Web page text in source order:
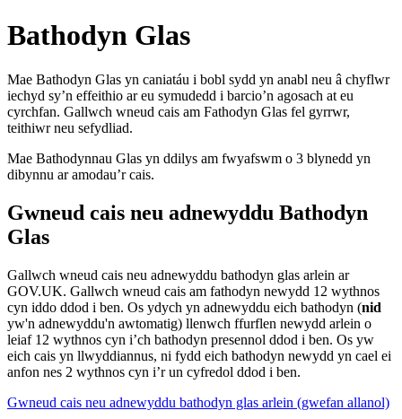
Bathodyn Glas
Mae Bathodyn Glas yn caniatáu i bobl sydd yn anabl neu â chyflwr
iechyd sy’n effeithio ar eu symudedd i barcio’n agosach at eu
cyrchfan. Gallwch wneud cais am Fathodyn Glas fel gyrrwr,
teithiwr neu sefydliad.
Mae Bathodynnau Glas yn ddilys am fwyafswm o 3 blynedd yn
dibynnu ar amodau’r cais.
Gwneud cais neu adnewyddu Bathodyn
Glas
Gallwch wneud cais neu adnewyddu bathodyn glas arlein ar
GOV.UK. Gallwch wneud cais am fathodyn newydd 12 wythnos
cyn iddo ddod i ben. Os ydych yn adnewyddu eich bathodyn (nid
yw'n adnewyddu'n awtomatig) llenwch ffurflen newydd arlein o
leiaf 12 wythnos cyn i’ch bathodyn presennol ddod i ben. Os yw
eich cais yn llwyddiannus, ni fydd eich bathodyn newydd yn cael ei
anfon nes 2 wythnos cyn i’r un cyfredol ddod i ben.
Gwneud cais neu adnewyddu bathodyn glas arlein (gwefan allanol)